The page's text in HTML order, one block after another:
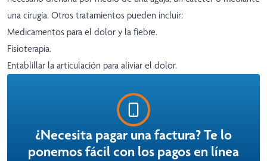
una cirugía. Otros tratamientos pueden incluir:
Medicamentos para el dolor y la fiebre.
Fisioterapia.
Entablillar la articulación para aliviar el dolor.
¿Necesita pagar una factura? Te lo
ponemos fácil con los pagos en línea